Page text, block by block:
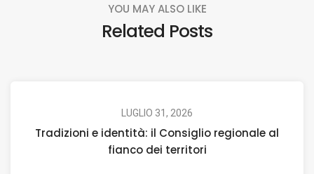
YOU MAY ALSO LIKE
Related Posts
LUGLIO 31, 2026
Tradizioni e identità: il Consiglio regionale al
fianco dei territori